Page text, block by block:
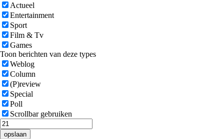
Actueel
Entertainment
Sport
Film & Tv
Games
Toon berichten van deze types
Weblog
Column
(P)review
Special
Poll
Scrollbar gebruiken
opslaan